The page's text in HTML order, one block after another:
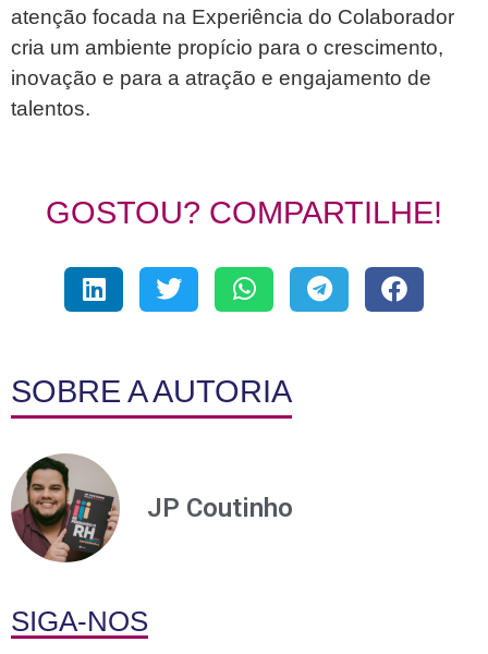
atenção focada na Experiência do Colaborador
cria um ambiente propício para o crescimento,
inovação e para a atração e engajamento de
talentos.
GOSTOU? COMPARTILHE!
SOBRE A AUTORIA
JP Coutinho
SIGA-NOS